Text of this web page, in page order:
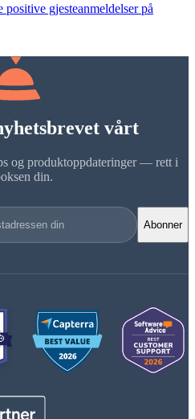
gjesteanmeldelser på
vårt
og produktoppdateringer — rett i
din.
Abonner